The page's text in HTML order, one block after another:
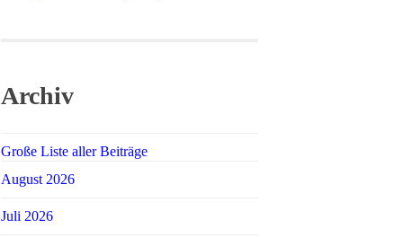
Archiv
Große Liste aller Beiträge
August 2026
Juli 2026